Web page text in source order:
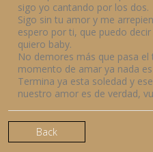
sigo yo cantando por los dos.
Sigo sin tu amor y me
espero por ti, que puedo
quiero baby.
No demores más que pasa
momento de amar ya nada
Termina ya esta soledad y
nuestro amor es de verdad,
Back